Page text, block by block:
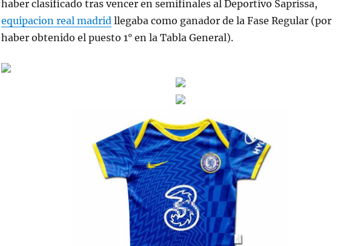
haber clasificado tras vencer en semifinales al Deportivo Saprissa,
equipacion real madridllegaba como ganador de la Fase Regular (por
haber obtenido el puesto 1° en la Tabla General).